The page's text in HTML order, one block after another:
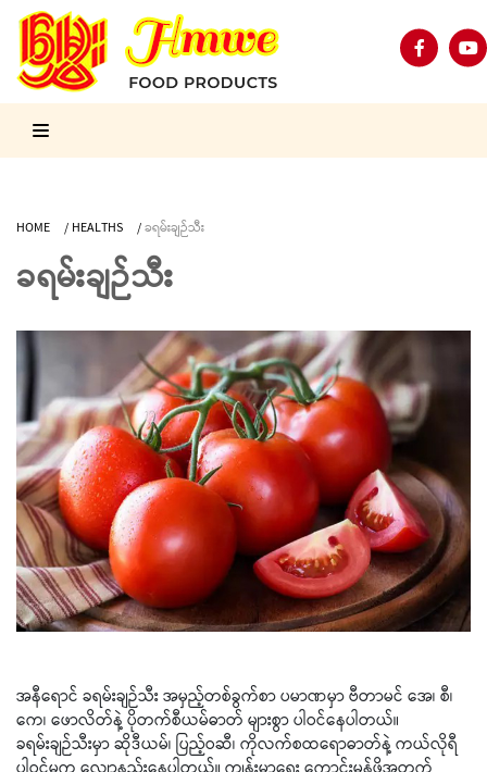
HOME / HEALTHS /ခရမ်းချဉ်သီး
ခရမ်းချဉ်သီး
အနီရောင် ခရမ်းချဉ်သီး အမှည့်တစ်ခွက်စာ ပမာဏမှာ ဗီတာမင် အေ၊ စီ၊
ကေ၊ ဖောလိတ်နဲ့ ပိုတက်စီယမ်ဓာတ် များစွာ ပါဝင်နေပါတယ်။
ခရမ်းချဉ်သီးမှာ ဆိုဒီယမ်၊ ပြည့်ဝဆီ၊ ကိုလက်စထရောဓာတ်နဲ့ ကယ်လိုရီ